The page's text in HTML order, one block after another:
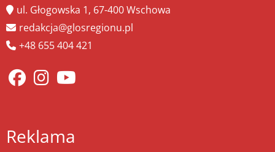
ul. Głogowska 1, 67-400 Wschowa
redakcja@glosregionu.pl
+48 655 404 421
Reklama